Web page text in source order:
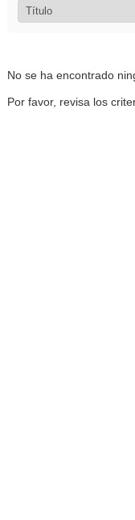
No se ha encontrado
Por favor, revisa los